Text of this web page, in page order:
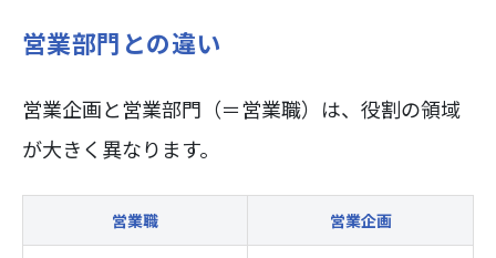
営業部門との違い
営業企画と営業部門（＝営業職）は、役割の領域
が大きく異なります。
営業職 営業企画